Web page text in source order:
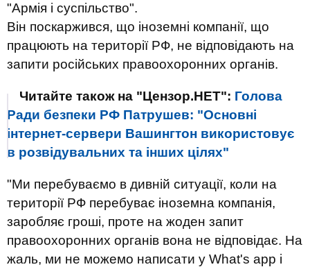
"Армія і суспільство".
Він поскаржився, що іноземні компанії, що
працюють на території РФ, не відповідають на
запити російських правоохоронних органів.
Читайте також на "Цензор.НЕТ": Голова
Ради безпеки РФ Патрушев: "Основні
інтернет-сервери Вашингтон використовує
в розвідувальних та інших цілях"
"Ми перебуваємо в дивній ситуації, коли на
території РФ перебуває іноземна компанія,
заробляє гроші, проте на жоден запит
правоохоронних органів вона не відповідає. На
жаль, ми не можемо написати у What's app і